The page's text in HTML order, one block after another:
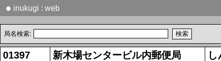
● inukugi : web
局名検索:
01397 新木場センタービル内郵便局